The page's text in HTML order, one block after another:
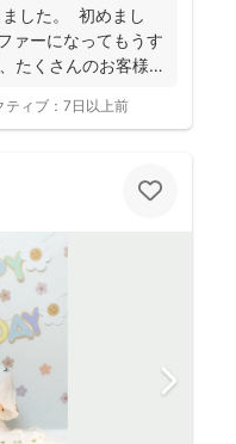
した。 初めまし
ァーになってもうす
たくさんのお客様
ィブ： 7日以上前